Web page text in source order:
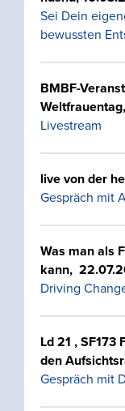
Sei Dein
bewussten
BMBF-
Livestream
live von der
Gespräch mit
Was man als
kann,
Driving
Ld 21 , SF173
den
Gespräch mit